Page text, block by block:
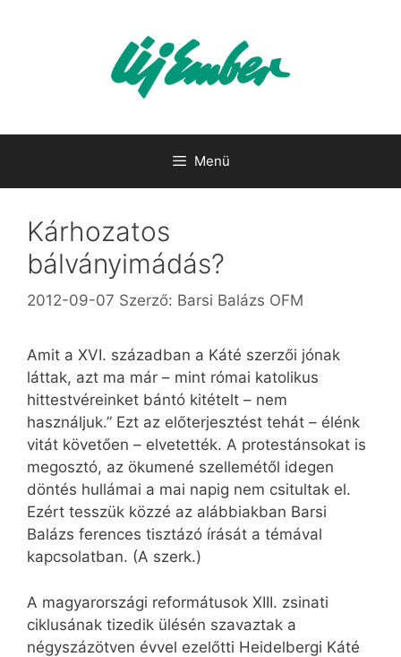
Menü
Kárhozatos
bálványimádás?
2012-09-07 Szerző: Barsi Balázs OFM
Amit a XVI. században a Káté szerzői jónak
láttak, azt ma már – mint római katolikus
hittestvéreinket bántó kitételt – nem
használjuk.” Ezt az előterjesztést tehát – élénk
vitát követően – elvetették. A protestánsokat is
megosztó, az ökumené szellemétől idegen
döntés hullámai a mai napig nem csitultak el.
Ezért tesszük közzé az alábbiakban Barsi
Balázs ferences tisztázó írását a témával
kapcsolatban. (A szerk.)
A magyarországi reformátusok XIII. zsinati
ciklusának tizedik ülésén szavaztak a
négyszázötven évvel ezelőtti Heidelbergi Káté